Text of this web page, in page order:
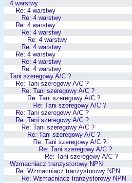
4 warstwy
Re: 4 warstwy
Re: 4 warstwy
Re: 4 warstwy
Re: 4 warstwy
Re: 4 warstwy
Re: 4 warstwy
Re: 4 warstwy
Re: 4 warstwy
Re: 4 warstwy
Tani szeregowy A/C ?
Re: Tani szeregowy A/C ?
Re: Tani szeregowy A/C ?
Re: Tani szeregowy A/C ?
Re: Tani szeregowy A/C ?
Re: Tani szeregowy A/C ?
Re: Tani szeregowy A/C ?
Re: Tani szeregowy A/C ?
Re: Tani szeregowy A/C ?
Re: Tani szeregowy A/C ?
Re: Tani szeregowy A/C ?
Re: Tani szeregowy A/C ?
Wzmacniacz tranzystorowy NPN
Re: Wzmacniacz tranzystorowy NPN
Re: Wzmacniacz tranzystorowy NPN